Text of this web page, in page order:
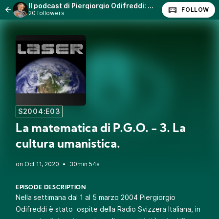
Il podcast di Piergiorgio Odifreddi: Lezioni e Conferenze.
20 followers FOLLOW
S2004:E03
La matematica di P.G.O. - 3. La
cultura umanistica.
• 30min 54s
EPISODE DESCRIPTION
Nella settimana dal 1 al 5 marzo 2004 Piergiorgio
Odifreddi è stato ospite della Radio Svizzera Italiana, in